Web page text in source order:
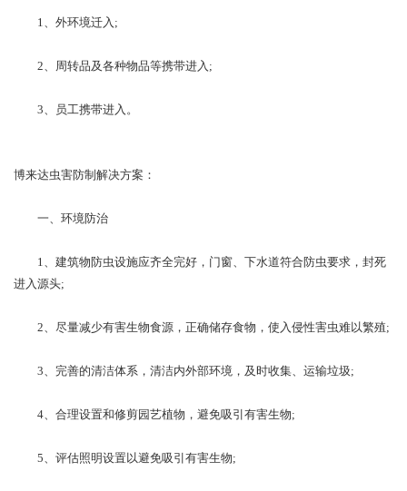
1、外环境迁入;
2、周转品及各种物品等携带进入;
3、员工携带进入。
博来达虫害防制解决方案：
一、环境防治
1、建筑物防虫设施应齐全完好，门窗、下水道符合防虫要求，封死
进入源头;
2、尽量减少有害生物食源，正确储存食物，使入侵性害虫难以繁殖;
3、完善的清洁体系，清洁内外部环境，及时收集、运输垃圾;
4、合理设置和修剪园艺植物，避免吸引有害生物;
5、评估照明设置以避免吸引有害生物;